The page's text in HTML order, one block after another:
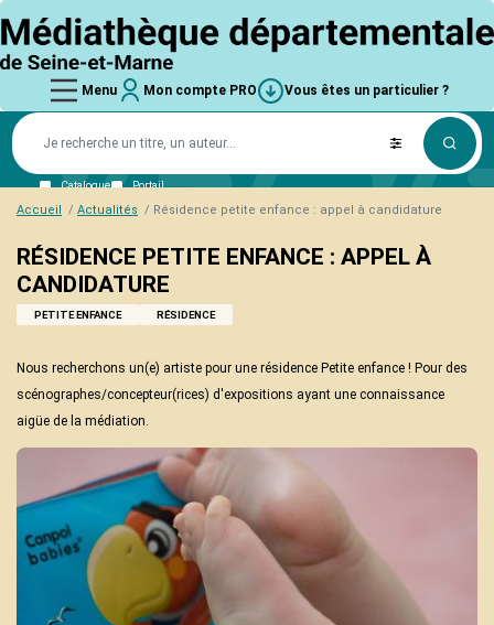
au
contenu
logo
main_menu
Main
navigation
Menu
La
MD77
L'équipe
Schéma départemental
Collections
Coups de cœur
Nouveautés
Ressources numériques
Matériel de médiation
Formations
Informations pratiques
L'offre de formation
Actions culturelles
Desserte documentaire
Accompagnement au quotidien
Accompagnement de projets
Ressources
user_account
User
account
menu
Mon compte PRO
compte
PRO
Connexion
Mot de passe perdu
Vous
êtes
un
Vous
êtes
particulier
?
Vous êtes un particulier ?
Vous êtes
particulier
?
Ressources numériques
Catalogue Portail
Accueil Actualités Résidence petite enfance : appel à candidature
RÉSIDENCE PETITE ENFANCE : APPEL À
CANDIDATURE
PETITE ENFANCE RÉSIDENCE
Nous recherchons un(e) artiste pour une résidence Petite enfance ! Pour des
scénographes/concepteur(rices) d'expositions ayant une connaissance
aigüe de la médiation.